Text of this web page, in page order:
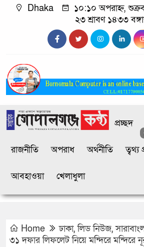
Dhaka
১০:১০ অপরাহ্ন,
২৩ শ্রাবণ ১৪৩৩
প্রচ্ছদ
রাজনীতি অপরাধ অর্থনীতি ত্বথ্য
আবহাওয়া খেলাধুলা
Home ঢাকা,লিড নিউজ,
৩১ দফার লিফলেট নিয়ে মন্দিরে মন্দিরে